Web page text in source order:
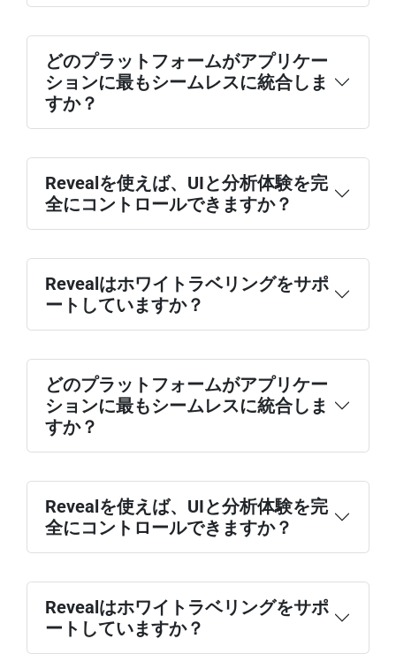
どのプラットフォームがアプリケー
ションに最もシームレスに統合しま
すか？
Revealを使えば、UIと分析体験を完
全にコントロールできますか？
Revealはホワイトラベリングをサポ
ートしていますか？
どのプラットフォームがアプリケー
ションに最もシームレスに統合しま
すか？
Revealを使えば、UIと分析体験を完
全にコントロールできますか？
Revealはホワイトラベリングをサポ
ートしていますか？